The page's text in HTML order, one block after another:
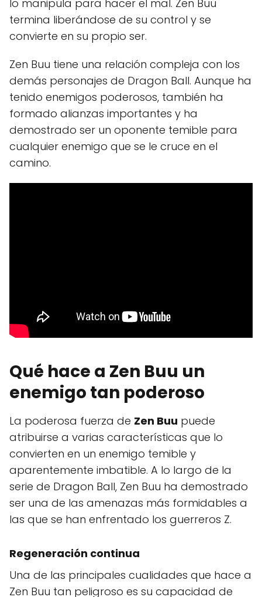
lo manipula para hacer el mal. Zen Buu
termina liberándose de su control y se
convierte en su propio ser.
Zen Buu tiene una relación compleja con los
demás personajes de Dragon Ball. Aunque ha
tenido enemigos poderosos, también ha
formado alianzas importantes y ha
demostrado ser un oponente temible para
cualquier enemigo que se le cruce en el
camino.
Qué hace a Zen Buu un
enemigo tan poderoso
La poderosa fuerza de Zen Buu puede
atribuirse a varias características que lo
convierten en un enemigo temible y
aparentemente imbatible. A lo largo de la
serie de Dragon Ball, Zen Buu ha demostrado
ser una de las amenazas más formidables a
las que se han enfrentado los guerreros Z.
Regeneración continua
Una de las principales cualidades que hace a
Zen Buu tan peligroso es su capacidad de